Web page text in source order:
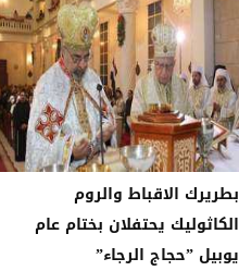
بطريرك الاقباط والروم
الكاثوليك يحتفلان بختام عام
يوبيل ”حجاج الرجاء”